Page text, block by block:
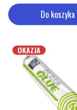
Do koszyka
OKAZJA